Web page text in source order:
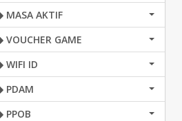
MASA AKTIF
VOUCHER GAME
WIFI ID
PDAM
PPOB